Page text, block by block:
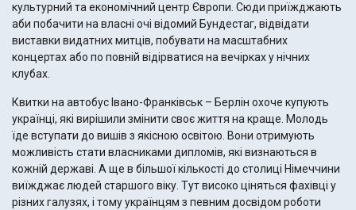
культурний та економічний центр Європи. Сюди приїжджають
аби побачити на власні очі відомий Бундестаг, відвідати
виставки видатних митців, побувати на масштабних
концертах або по повній відірватися на вечірках у нічних
клубах.
Квитки на автобус Івано-Франківськ – Берлін охоче купують
українці, які вирішили змінити своє життя на краще. Молодь
їде вступати до вишів з якісною освітою. Вони отримують
можливість стати власниками дипломів, які визнаються в
кожній державі. А ще в більшої кількості до столиці Німеччини
виїжджає людей старшого віку. Тут високо ціняться фахівці у
різних галузях, і тому українцям з певним досвідом роботи